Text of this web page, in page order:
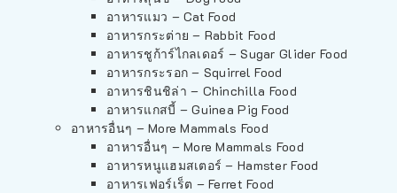
อาหารแมว – Cat Food
อาหารกระต่าย – Rabbit Food
อาหารชูก้าร์ไกลเดอร์ – Sugar Glider Food
อาหารกระรอก – Squirrel Food
อาหารชินชิล่า – Chinchilla Food
อาหารแกสบี้ – Guinea Pig Food
อาหารอื่นๆ – More Mammals Food
อาหารอื่นๆ – More Mammals Food
อาหารหนูแฮมสเตอร์ – Hamster Food
อาหารเฟอร์เร็ต – Ferret Food